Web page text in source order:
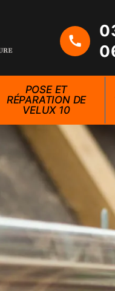
POSE ET
RÉPARATION DE
VELUX 10